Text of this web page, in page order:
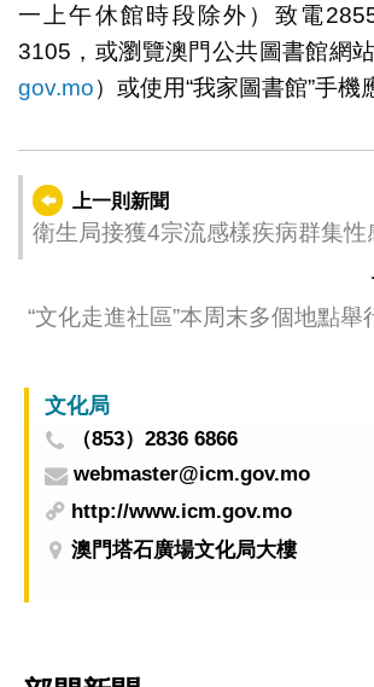
一上午休館時段除外）致電
3105，或瀏覽澳門公共圖書館網
gov.mo）或使用“我家圖書館”手機
上一則新聞
衛生局接獲4宗流感樣疾病群集性
“文化走進社區”本周末多個地點舉
文化局
（853）2836 6866
webmaster@icm.gov.mo
http://www.icm.gov.mo
澳門塔石廣場文化局大樓